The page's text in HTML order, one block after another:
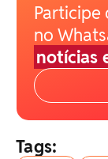
Participe
no
notícias
Tags: